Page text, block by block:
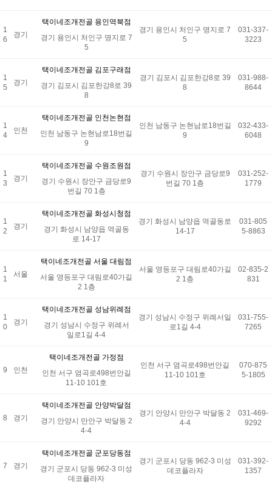
1
6
경기
택이네조개전골 용인역북점
경기 용인시 처인구 명지로 7
5
경기 용인시 처인구 명지로 7
5
031-337-
3223
1
5
경기
택이네조개전골 김포구래점
경기 김포시 김포한강8로 39
8
경기 김포시 김포한강8로 39
8
031-988-
8644
1
4
인천
택이네조개전골 인천논현점
인천 남동구 논현남로18번길
9
인천 남동구 논현남로18번길
9
032-433-
6048
1
3
경기
택이네조개전골 수원조원점
경기 수원시 장안구 금당로9
번길 70 1층
경기 수원시 장안구 금당로9
번길 70 1층
031-252-
1779
1
2
경기
택이네조개전골 화성시청점
경기 화성시 남양읍 역골동
로 14-17
경기 화성시 남양읍 역골동로
14-17
031-805
5-8863
1
1
서울
택이네조개전골 서울 대림점
서울 영등포구 대림로40가길
2 1층
서울 영등포구 대림로40가길
2 1층
02-835-2
831
1
0
경기
택이네조개전골 성남위례점
경기 성남시 수정구 위례서
일로1길 4-4
경기 성남시 수정구 위례서일
로1길 4-4
031-755-
7265
9 인천
택이네조개전골 가정점
인천 서구 염곡로498번안길
11-10 101호
인천 서구 염곡로498번안길
11-10 101호
070-875
5-1805
8 경기
택이네조개전골 안양박달점
경기 안양시 만안구 박달동 2
4-4
경기 안양시 만안구 박달동 2
4-4
031-469-
9292
7 경기
택이네조개전골 군포당동점
경기 군포시 당동 962-3 미성
데코플라자
경기 군포시 당동 962-3 미성
데코플라자
031-392-
1357